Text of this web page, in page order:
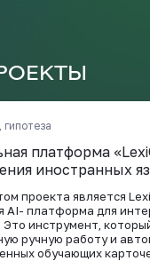
гипотеза
платформа
иностранных языков и
проекта является
AI- платформа для
Это инструмент,
ручную работу и
обучающих